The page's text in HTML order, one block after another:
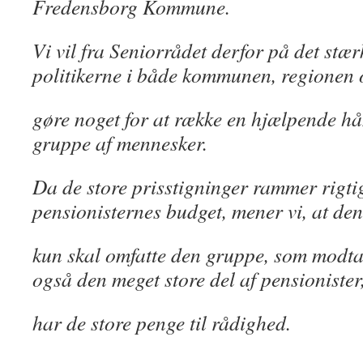
Fredensborg Kommune.
Vi vil fra Seniorrådet derfor på det
politikerne i både kommunen,
gøre noget for at række en hjælpende
gruppe af mennesker.
Da de store prisstigninger rammer
pensionisternes budget, mener vi, at
kun skal omfatte den gruppe, som
også den meget store del af
har de store penge til rådighed.